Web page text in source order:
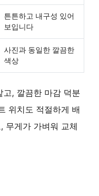
튼튼하고 내구성 있어
보입니다
사진과 동일한 깔끔한
색상
고, 깔끔한 마감 덕분
위치도 적절하게 배
무게가 가벼워 교체